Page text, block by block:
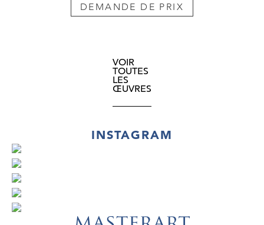
DEMANDE DE PRIX
VOIR
TOUTES
LES
ŒUVRES
INSTAGRAM